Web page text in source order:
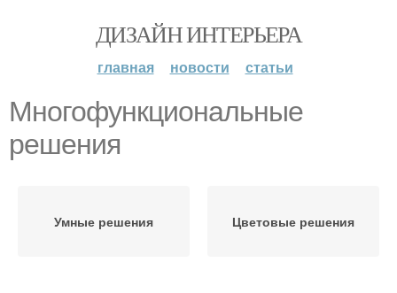
ДИЗАЙН ИНТЕРЬЕРА
главная новости статьи
Многофункциональные
решения
Умные решения Цветовые решения